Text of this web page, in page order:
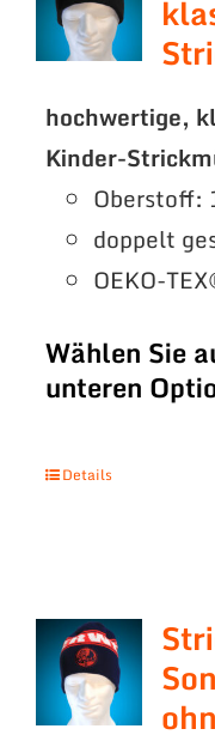
hochwertige,
Kinder-
Oberstoff:
doppelt
OEKO-
Wählen Sie
unteren
Details